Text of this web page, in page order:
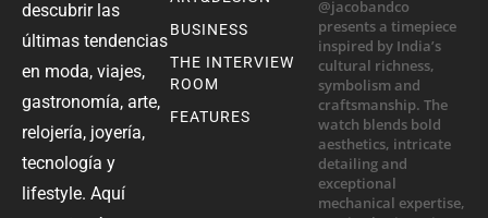
descubrir las
últimas tendencias
en moda, viajes,
gastronomía, arte,
relojería, joyería,
tecnología y
lifestyle. Aquí
BUSINESS
THE INTERVIEW
ROOM
FEATURES